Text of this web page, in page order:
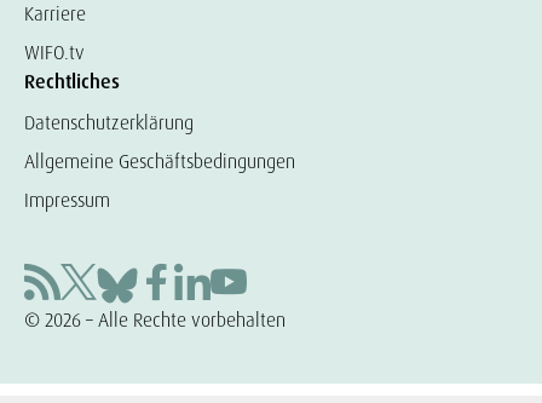
Karriere
WIFO.tv
Rechtliches
Datenschutzerklärung
Allgemeine Geschäftsbedingungen
Impressum
© 2026 – Alle Rechte vorbehalten